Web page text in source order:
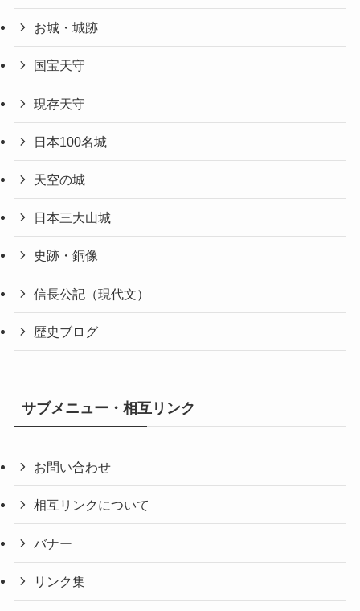
お城・城跡
国宝天守
現存天守
日本100名城
天空の城
日本三大山城
史跡・銅像
信長公記（現代文）
歴史ブログ
サブメニュー・相互リンク
お問い合わせ
相互リンクについて
バナー
リンク集